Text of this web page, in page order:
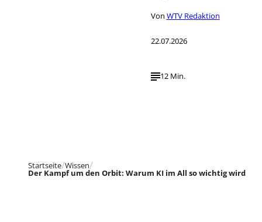
Von WTV Redaktion
22.07.2026
12 Min.
Startseite Wissen
Der Kampf um den Orbit: Warum KI im All so wichtig wird